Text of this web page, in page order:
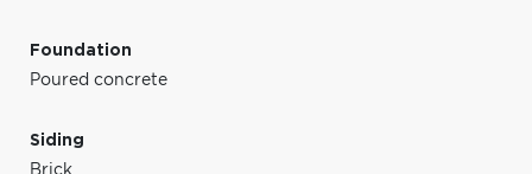
Foundation
Poured concrete
Siding
Brick